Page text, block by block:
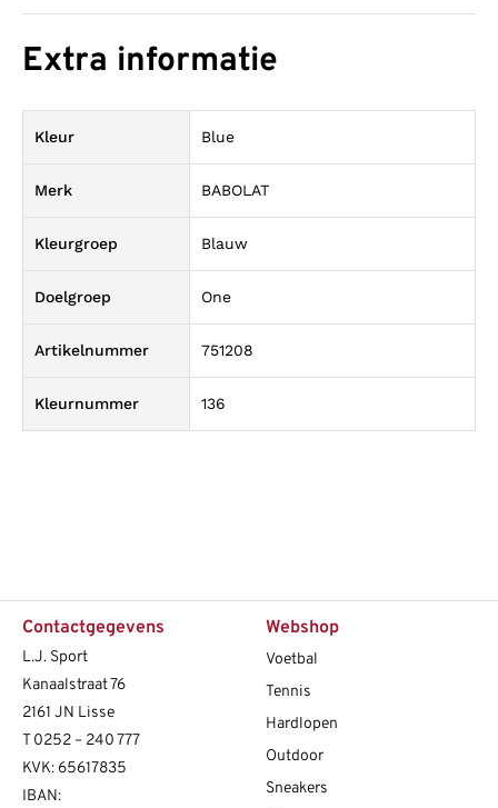
Extra informatie
Kleur Blue
Merk BABOLAT
Kleurgroep Blauw
Doelgroep One
Artikelnummer 751208
Kleurnummer 136
Contactgegevens
L.J. Sport
Kanaalstraat 76
2161 JN Lisse
T 0252 – 240 777
KVK: 65617835
IBAN:
Webshop
Voetbal
Tennis
Hardlopen
Outdoor
Sneakers